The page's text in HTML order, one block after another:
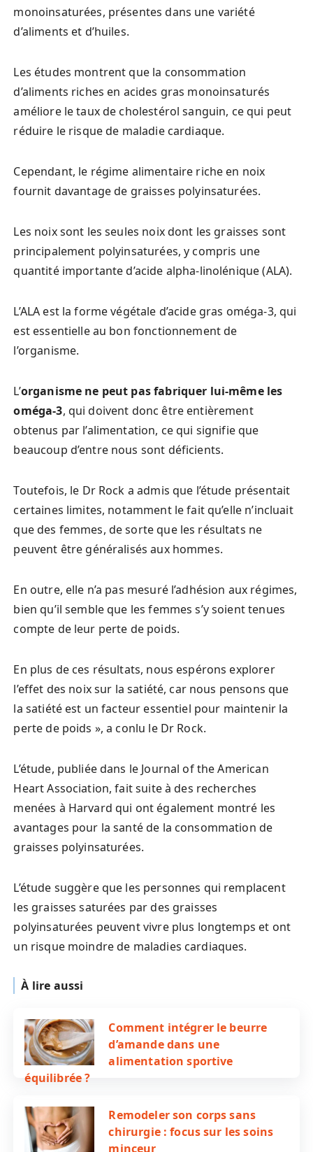
monoinsaturées, présentes dans une variété
d’aliments et d’huiles.
Les études montrent que la consommation
d’aliments riches en acides gras monoinsaturés
améliore le taux de cholestérol sanguin, ce qui peut
réduire le risque de maladie cardiaque.
Cependant, le régime alimentaire riche en noix
fournit davantage de graisses polyinsaturées.
Les noix sont les seules noix dont les graisses sont
principalement polyinsaturées, y compris une
quantité importante d’acide alpha-linolénique (ALA).
L’ALA est la forme végétale d’acide gras oméga-3, qui
est essentielle au bon fonctionnement de
l’organisme.
L’organisme ne peut pas fabriquer lui-même les
oméga-3, qui doivent donc être entièrement
obtenus par l’alimentation, ce qui signifie que
beaucoup d’entre nous sont déficients.
Toutefois, le Dr Rock a admis que l’étude présentait
certaines limites, notamment le fait qu’elle n’incluait
que des femmes, de sorte que les résultats ne
peuvent être généralisés aux hommes.
En outre, elle n’a pas mesuré l’adhésion aux régimes,
bien qu’il semble que les femmes s’y soient tenues
compte de leur perte de poids.
En plus de ces résultats, nous espérons explorer
l’effet des noix sur la satiété, car nous pensons que
la satiété est un facteur essentiel pour maintenir la
perte de poids », a conlu le Dr Rock.
L’étude, publiée dans le Journal of the American
Heart Association, fait suite à des recherches
menées à Harvard qui ont également montré les
avantages pour la santé de la consommation de
graisses polyinsaturées.
L’étude suggère que les personnes qui remplacent
les graisses saturées par des graisses
polyinsaturées peuvent vivre plus longtemps et ont
un risque moindre de maladies cardiaques.
À lire aussi
Comment intégrer le beurre
d’amande dans une
alimentation sportive
équilibrée ?
Remodeler son corps sans
chirurgie : focus sur les soins
minceur